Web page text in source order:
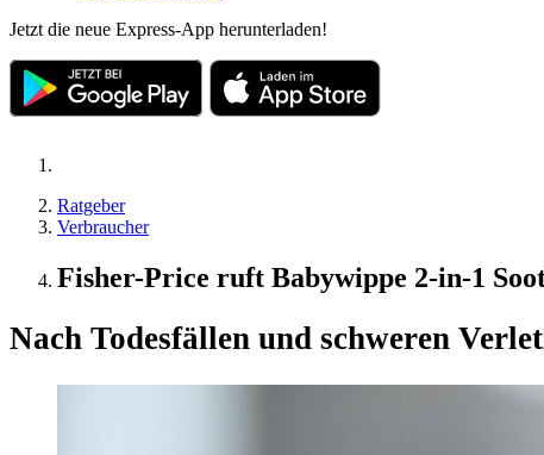
Jetzt die neue Express-App herunterladen!
Ratgeber
Verbraucher
Fisher-Price ruft Babywippe 2-in-1
Nach Todesfällen und schweren